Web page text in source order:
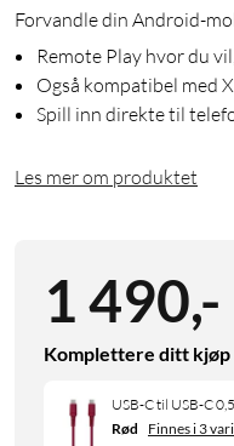
Forvandle din Android-
Remote Play hvor du
Også kompatibel med
Spill inn direkte til
Les mer om produktet
1 490,-
Komplettere ditt kjøp
USB-C til USB-C
Rød Finnes i 3